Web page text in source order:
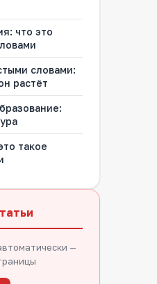
что это
словами:
растёт
такое
—